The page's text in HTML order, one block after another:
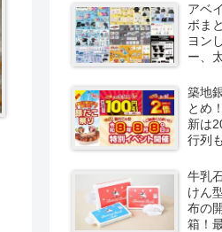
アベ
ボま
ヨン
ー、
口コ
切れ
築地
とめ
新は
行列
牛乳
けん
布の
箱！